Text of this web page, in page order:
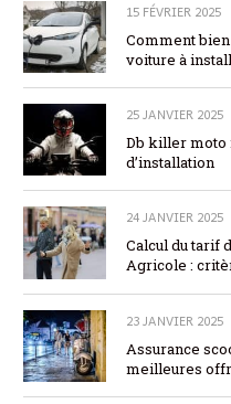
15 FÉVRIER 2025
Comment
voiture à
25 JANVIER 2025
Db killer moto
d’installation
24 JANVIER 2025
Calcul du tarif
Agricole :
23 JANVIER 2025
Assurance
meilleures